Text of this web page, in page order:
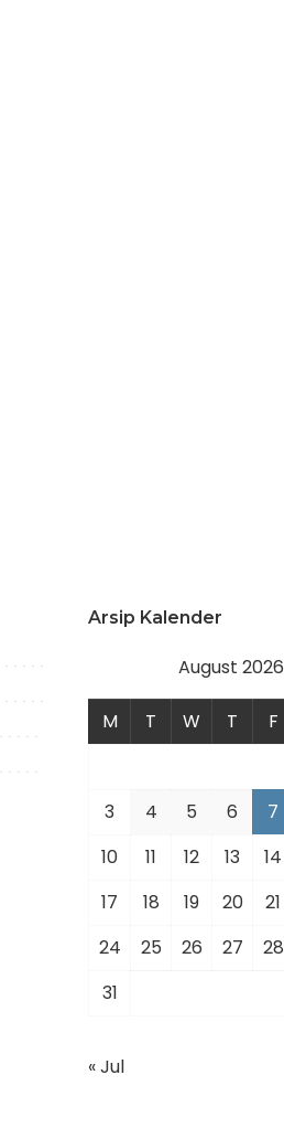
Arsip Kalender
August 2026
M T W T F
3
4 5 6 7
10
11 12 13 14
17
18 19 20 21
24
25 26 27 28
31
« Jul